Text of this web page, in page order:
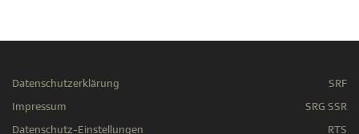
Datenschutzerklärung
Impressum
Datenschutz-Einstellungen
SRF
SRG SSR
RTS